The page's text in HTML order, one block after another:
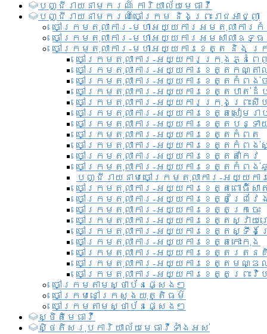
បញ្ជី​រាយ​នាមករណ៍ ការិយាល័យ​មេធាវី​
បញ្ជី​រាយ​នាមករណ៍​ចៅក្រម និងព្រះរាជអាជ្ញា
ចៅក្រមតុលាការ-មហាអយ្យការអមតុលាការ
ចៅក្រមតុលាការ-មហាអយ្យការអមសាលាឧទ្
ចៅក្រមតុលាការ-មហាអយ្យការខេត្ត និង ក្
ចៅក្រមតុលាការ-អយ្យការក្រុងភ្នំពេ
ចៅក្រមតុលាការ-អយ្យការខេត្តកណ្តា
ចៅក្រមតុលាការ-អយ្យការខេត្តកំពង់ច
ចៅក្រមតុលាការ-អយ្យការខេត្តបាត់ដំ
ចៅក្រមតុលាការ-អយ្យការ​ក្រុងព្រះសី
ចៅក្រមតុលាការ-អយ្យការខេត្តសៀមរា
ចៅក្រមតុលាការ-អយ្យការខេត្តបន្ទា
ចៅក្រមតុលាការ-អយ្យការខេត្តកំពត
ចៅក្រមតុលាការ-អយ្យការខេត្តកំពង់
ចៅក្រមតុលាការ-អយ្យការខេត្តតាកែវ
ចៅក្រមតុលាការ-អយ្យការខេត្តកំពង់
បញ្ជីរាយនាមចៅក្រមតុលាការ-អយ្យក
ចៅក្រមតុលាការ-អយ្យការខេត្តពោធិ៍សា
ចៅក្រមតុលាការ-អយ្យការខេត្តព្រៃវែ
ចៅក្រមតុលាការ-អយ្យការខេត្តក្រចេះ
ចៅក្រមតុលាការ-អយ្យការខេត្តស្វាយ
ចៅក្រមតុលាការ-អយ្យការខេត្តស្ទឹង
ចៅក្រមតុលាការ-អយ្យការខេត្តកោះកុង
ចៅក្រមតុលាការ-អយ្យការខេត្តរតន
ចៅក្រមតុលាការ-អយ្យការខេត្តមណ្
ចៅក្រមតុលាការ-អយ្យការខេត្តព្រះវិហ
ចៅក្រមតាមស្ថាប័នផ្សេងៗ
ចៅក្រមនៅក្រសួងយុត្តិធម៌
ចៅក្រមតាមស្ថាប័នផ្សេងៗ
ស្ថិតិមេធាវី
សិ្ថតិសរុបការិយាល័យមេធាវីទាំងអស់​